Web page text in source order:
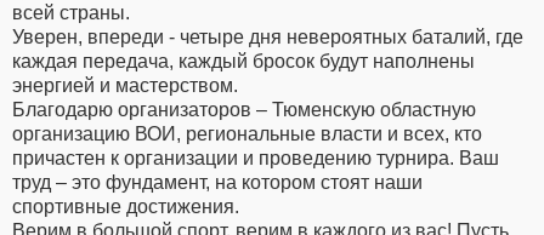
всей страны.
Уверен, впереди - четыре дня невероятных баталий, где
каждая передача, каждый бросок будут наполнены
энергией и мастерством.
Благодарю организаторов – Тюменскую областную
организацию ВОИ, региональные власти и всех, кто
причастен к организации и проведению турнира. Ваш
труд – это фундамент, на котором стоят наши
спортивные достижения.
Верим в большой спорт, верим в каждого из вас! Пусть